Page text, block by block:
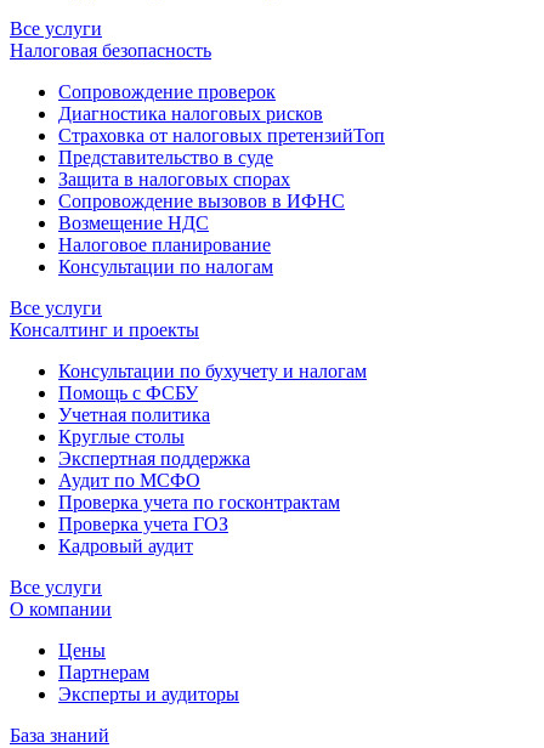
Все услуги
Налоговая безопасность
Сопровождение проверок
Диагностика налоговых рисков
Страховка от налоговых претензийТоп
Представительство в суде
Защита в налоговых спорах
Сопровождение вызовов в ИФНС
Возмещение НДС
Налоговое планирование
Консультации по налогам
Все услуги
Консалтинг и проекты
Консультации по бухучету и налогам
Помощь с ФСБУ
Учетная политика
Круглые столы
Экспертная поддержка
Аудит по МСФО
Проверка учета по госконтрактам
Проверка учета ГОЗ
Кадровый аудит
Все услуги
О компании
Цены
Партнерам
Эксперты и аудиторы
База знаний